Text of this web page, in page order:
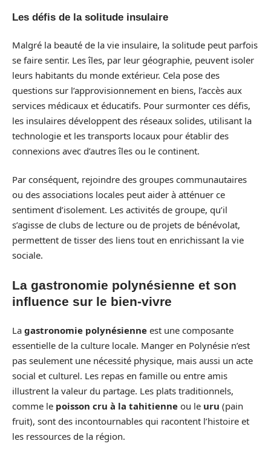
Les défis de la solitude insulaire
Malgré la beauté de la vie insulaire, la solitude peut parfois
se faire sentir. Les îles, par leur géographie, peuvent isoler
leurs habitants du monde extérieur. Cela pose des
questions sur l’approvisionnement en biens, l’accès aux
services médicaux et éducatifs. Pour surmonter ces défis,
les insulaires développent des réseaux solides, utilisant la
technologie et les transports locaux pour établir des
connexions avec d’autres îles ou le continent.
Par conséquent, rejoindre des groupes communautaires
ou des associations locales peut aider à atténuer ce
sentiment d’isolement. Les activités de groupe, qu’il
s’agisse de clubs de lecture ou de projets de bénévolat,
permettent de tisser des liens tout en enrichissant la vie
sociale.
La gastronomie polynésienne et son
influence sur le bien-vivre
La gastronomie polynésienne est une composante
essentielle de la culture locale. Manger en Polynésie n’est
pas seulement une nécessité physique, mais aussi un acte
social et culturel. Les repas en famille ou entre amis
illustrent la valeur du partage. Les plats traditionnels,
comme le poisson cru à la tahitienne ou le uru (pain
fruit), sont des incontournables qui racontent l’histoire et
les ressources de la région.